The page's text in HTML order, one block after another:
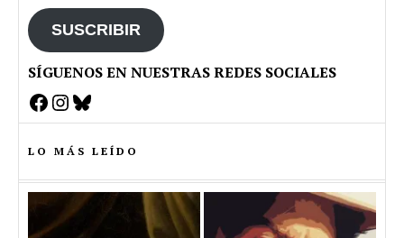
SUSCRIBIR
SÍGUENOS EN NUESTRAS REDES SOCIALES
Facebook
Instagram
Bluesky
LO MÁS LEÍDO